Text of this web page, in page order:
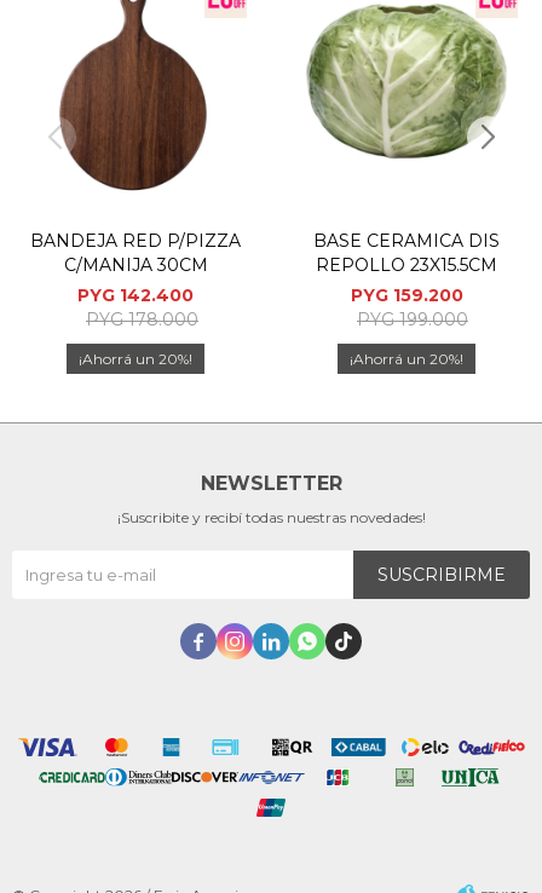
BANDEJA RED P/PIZZA
C/MANIJA 30CM
PYG 142.400
PYG 178.000
20
BASE CERAMICA DIS
REPOLLO 23X15.5CM
PYG 159.200
PYG 199.000
20
NEWSLETTER
¡Suscribite y recibí todas nuestras novedades!
SUSCRIBIRME
    